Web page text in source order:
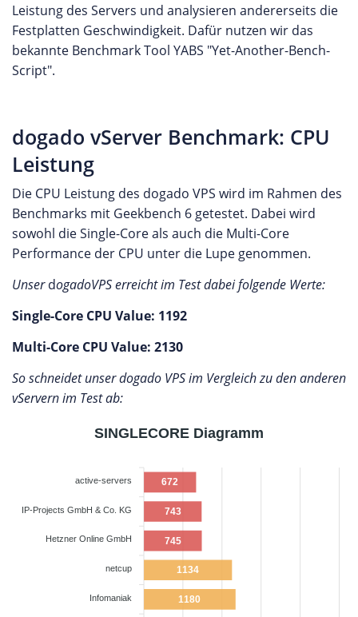
Leistung des Servers und analysieren andererseits die
Festplatten Geschwindigkeit. Dafür nutzen wir das
bekannte Benchmark Tool YABS "Yet-Another-Bench-
Script".
dogado vServer Benchmark: CPU
Leistung
Die CPU Leistung des dogado VPS wird im Rahmen des
Benchmarks mit Geekbench 6 getestet. Dabei wird
sowohl die Single-Core als auch die Multi-Core
Performance der CPU unter die Lupe genommen.
UnserdogadoVPS erreicht im Test dabei folgende Werte:
Single-Core CPU Value: 1192
Multi-Core CPU Value: 2130
So schneidet unser dogado VPS im Vergleich zu den anderen
vServern im Test ab:
672
743
745
1134
1180
active-servers
IP-Projects GmbH & Co. KG
Hetzner Online GmbH
netcup
Infomaniak
SINGLECORE Diagramm